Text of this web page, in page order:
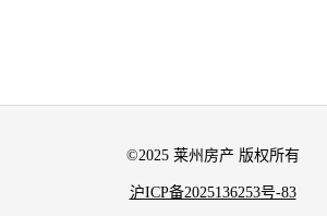
©2025 莱州房产 版权所有
沪ICP备2025136253号-83